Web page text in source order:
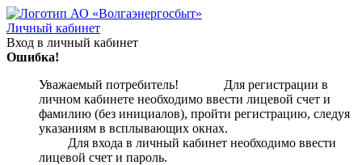
Личный кабинет
Вход в личный кабинет
Ошибка!
Уважаемый потребитель! Для регистрации в
личном кабинете необходимо ввести лицевой счет и
фамилию (без инициалов), пройти регистрацию, следуя
указаниям в всплывающих окнах.
Для входа в личный кабинет необходимо ввести
лицевой счет и пароль.